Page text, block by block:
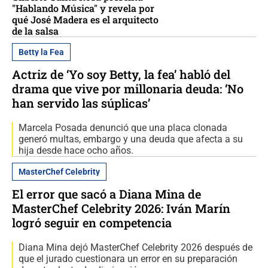
"Hablando Música" y revela por
qué José Madera es el arquitecto
de la salsa
Betty la Fea
Actriz de ‘Yo soy Betty, la fea’ habló del
drama que vive por millonaria deuda: ‘No
han servido las súplicas’
Marcela Posada denunció que una placa clonada
generó multas, embargo y una deuda que afecta a su
hija desde hace ocho años.
MasterChef Celebrity
El error que sacó a Diana Mina de
MasterChef Celebrity 2026: Iván Marín
logró seguir en competencia
Diana Mina dejó MasterChef Celebrity 2026 después de
que el jurado cuestionara un error en su preparación